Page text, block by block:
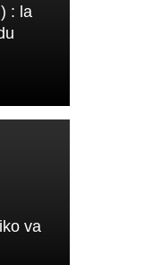
: la
va